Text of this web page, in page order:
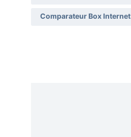
Comparateur Box Internet